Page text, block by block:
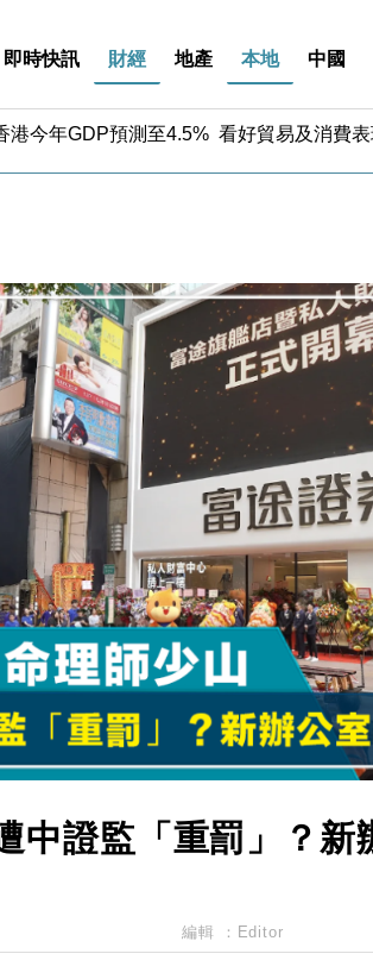
即時快訊 財經 地產 本地 中國
港今年GDP預測至4.5% 看好貿易及消費表
度入市撐日圓 4月單日斥6.28萬億日圓干
伊戰事快結束 承認部分彈藥庫存緊張
後再出手 斥4億美元押注未上市公司
半年淨利創新高 中期息增15%至47仙
港今年GDP預測至4.5% 看好貿易及消費表
法人員要求交「保證金」 43歲女子損失近
萬點後回穩 全周仍升近2%
帥 玩具「反」斗城亞洲CEO蔡德粦接任
動收跌 連挫7周創逾3年最長跌勢
計價出口增近24%勝預期 貿易順差達
度入市撐日圓 4月單日斥6.28萬億日圓干
伊戰事快結束 承認部分彈藥庫存緊張
後再出手 斥4億美元押注未上市公司
中證監「重罰」？新
編輯 ： Editor